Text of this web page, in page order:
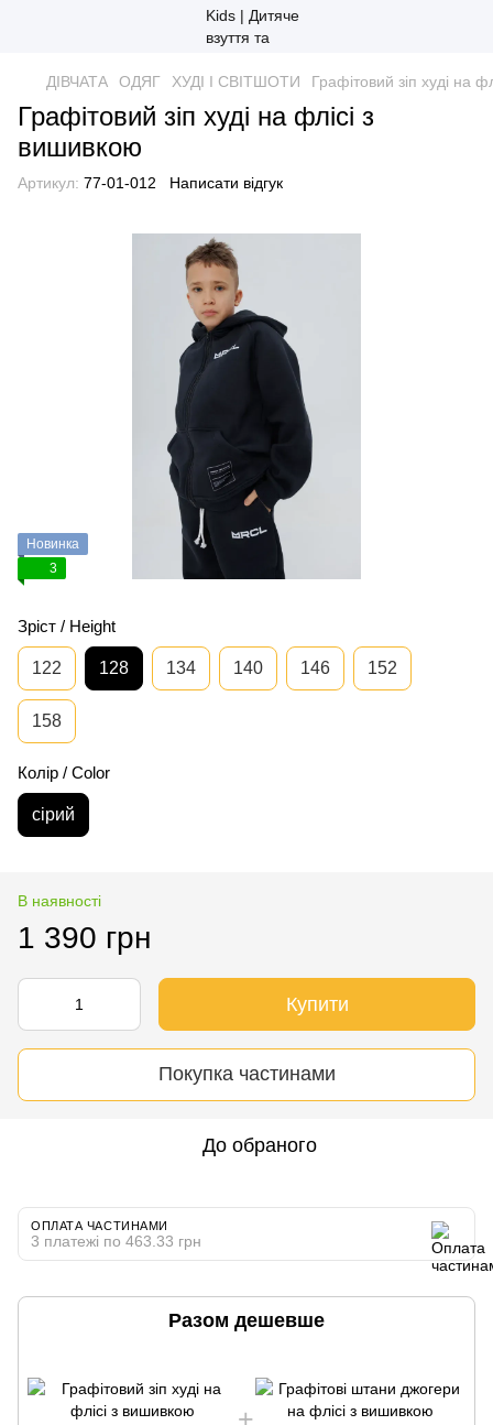
ДІВЧАТА ОДЯГ ХУДІ І СВІТШОТИ Графітовий зіп худі на
Графітовий зіп худі на флісі з
вишивкою
Артикул: 77-01-012 Написати відгук
Новинка
3
Зріст / Height
122 128 134 140 146 152
158
Колір / Color
сірий
В наявності
1 390 грн
Купити
Покупка частинами
До обраного
ОПЛАТА ЧАСТИНАМИ
3 платежі по 463.33 грн
Разом дешевше